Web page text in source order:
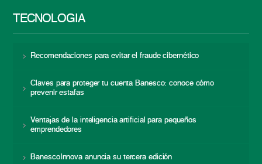
TECNOLOGÍA
Recomendaciones para evitar el fraude cibernético
Claves para proteger tu cuenta Banesco: conoce cómo
prevenir estafas
Ventajas de la inteligencia artificial para pequeños
emprendedores
BanescoInnova anuncia su tercera edición